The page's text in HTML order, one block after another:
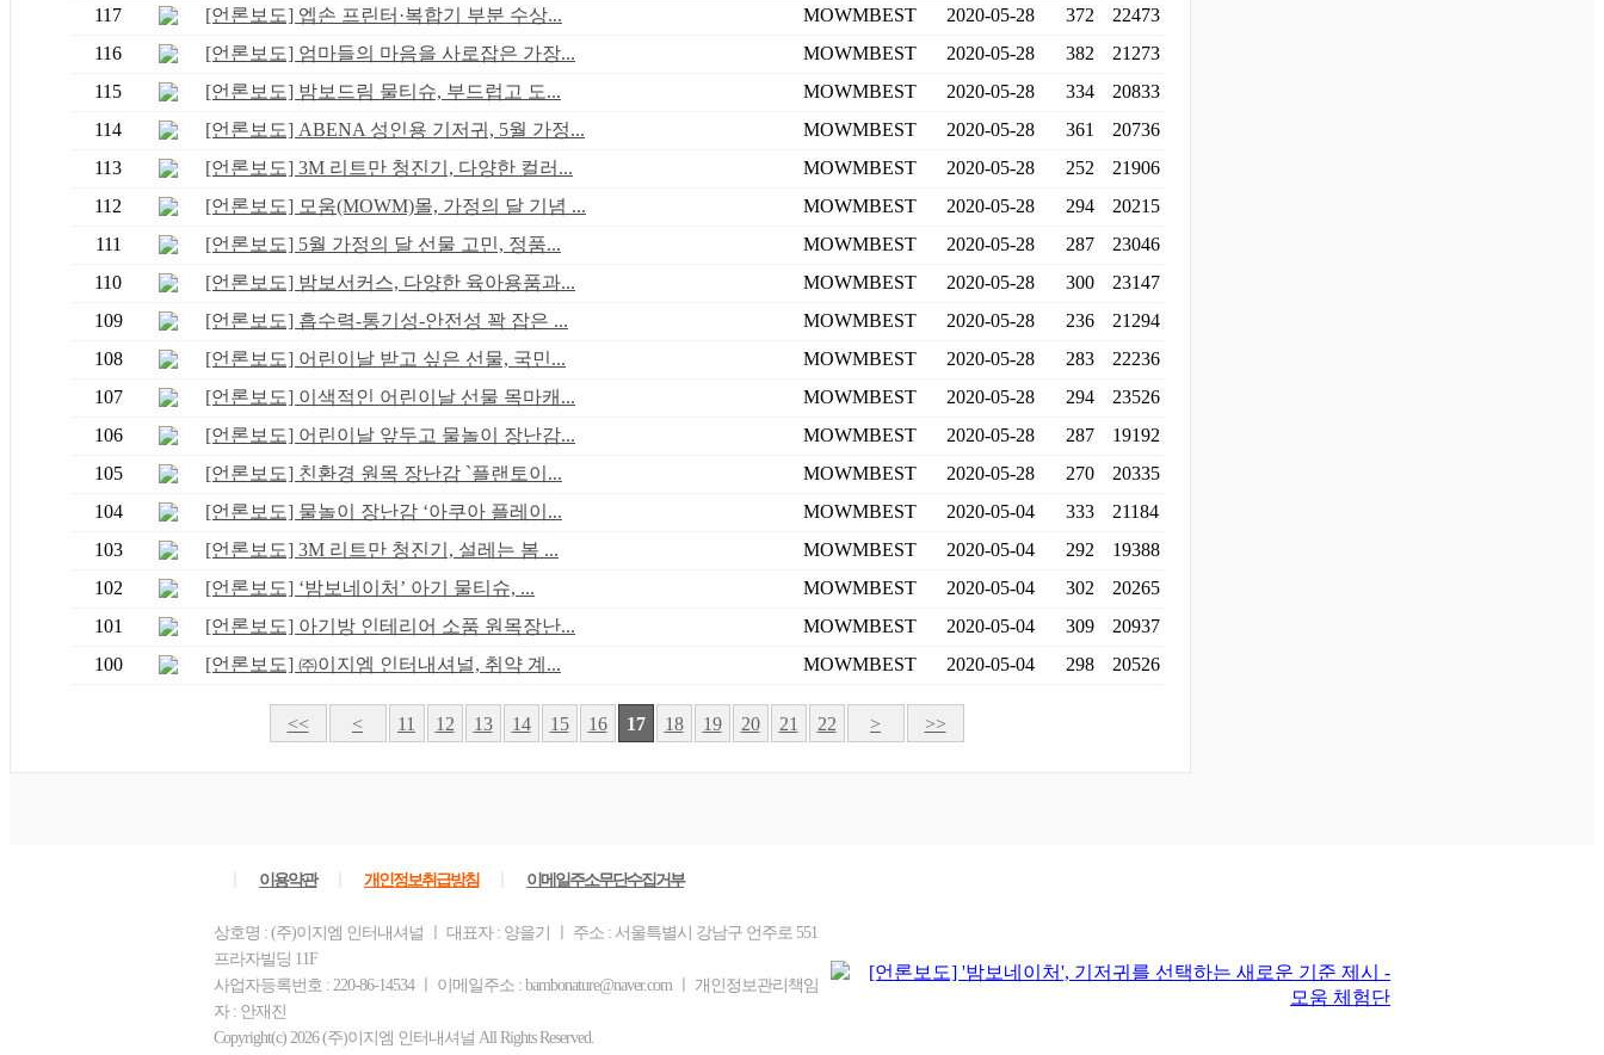
117
[언론보도] 엡손 프린터·복합기 부분 수상... MOWMBEST 2020-05-28 372
22473
116
[언론보도] 엄마들의 마음을 사로잡은 가장... MOWMBEST 2020-05-28 382
21273
115
[언론보도] 밤보드림 물티슈, 부드럽고 도... MOWMBEST 2020-05-28 334
20833
114
[언론보도] ABENA 성인용 기저귀, 5월 가정... MOWMBEST 2020-05-28 361
20736
113
[언론보도] 3M 리트만 청진기, 다양한 컬러... MOWMBEST 2020-05-28 252
21906
112
[언론보도] 모움(MOWM)몰, 가정의 달 기념 ... MOWMBEST 2020-05-28 294
20215
111
[언론보도] 5월 가정의 달 선물 고민, 정품... MOWMBEST 2020-05-28 287
23046
110
[언론보도] 밤보서커스, 다양한 육아용품과... MOWMBEST 2020-05-28 300
23147
109
[언론보도] 흡수력-통기성-안전성 꽉 잡은 ... MOWMBEST 2020-05-28 236
21294
108
[언론보도] 어린이날 받고 싶은 선물, 국민... MOWMBEST 2020-05-28 283
22236
107
[언론보도] 이색적인 어린이날 선물 목마캐... MOWMBEST 2020-05-28 294
23526
106
[언론보도] 어린이날 앞두고 물놀이 장난감... MOWMBEST 2020-05-28 287
19192
105
[언론보도] 친환경 원목 장난감 `플랜토이... MOWMBEST 2020-05-28 270
20335
104
[언론보도] 물놀이 장난감 ‘아쿠아 플레이... MOWMBEST 2020-05-04 333
21184
103
[언론보도] 3M 리트만 청진기, 설레는 봄 ... MOWMBEST 2020-05-04 292
19388
102
[언론보도] ‘밤보네이처’ 아기 물티슈, ... MOWMBEST 2020-05-04 302
20265
101
[언론보도] 아기방 인테리어 소품 원목장난... MOWMBEST 2020-05-04 309
20937
100
[언론보도] ㈜이지엠 인터내셔널, 취약 계... MOWMBEST 2020-05-04 298 20526
<< < 11 12 13 14 15 16 17 18 19 20 21 22 > >>
이용약관 개인정보취급방침 이메일주소무단수집거부
상호명 : (주)이지엠 인터내셔널 ㅣ 대표자 : 양을기 ㅣ 주소 : 서울특별시 강남구 언주로 551
프라자빌딩 11F
사업자등록번호 : 220-86-14534 ㅣ 이메일주소 : bambonature@naver.com ㅣ 개인정보관리책임
자 : 안재진
Copyright(c) 2026 (주)이지엠 인터내셔널 All Rights Reserved.